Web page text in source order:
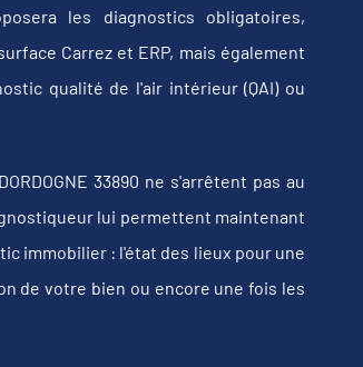
les diagnostics obligatoires,
Carrez et ERP, mais également
qualité de l'air intérieur (QAI) ou
33890 ne s'arrêtent pas au
lui permettent maintenant
immobilier : l'état des lieux pour une
de votre bien ou encore une fois les